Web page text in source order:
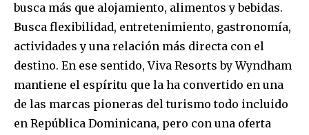
busca más que alojamiento, alimentos y bebidas.
Busca flexibilidad, entretenimiento, gastronomía,
actividades y una relación más directa con el
destino. En ese sentido, Viva Resorts by Wyndham
mantiene el espíritu que la ha convertido en una
de las marcas pioneras del turismo todo incluido
en República Dominicana, pero con una oferta